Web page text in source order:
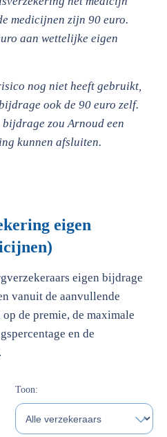
medicijnen zijn 90 euro.
aan wettelijke eigen
nog niet heeft gebruikt,
ook de 90 euro zelf.
zou Arnoud een
kunnen afsluiten.
eigen
eigen bijdrage
vanuit de aanvullende
de premie, de maximale
en de
Toon: